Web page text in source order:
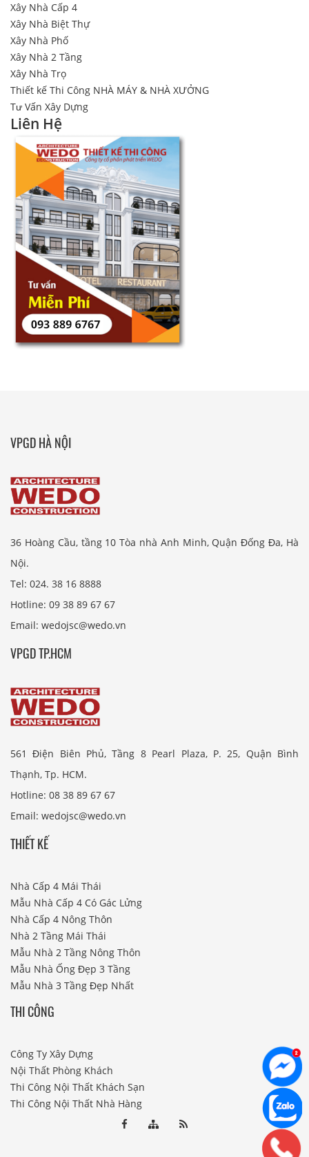
Xây Nhà Cấp 4
Xây Nhà Biệt Thự
Xây Nhà Phố
Xây Nhà 2 Tầng
Xây Nhà Trọ
Thiết kế Thi Công NHÀ MÁY & NHÀ XƯỞNG
Tư Vấn Xây Dựng
Liên Hệ
VPGD HÀ NỘI
36 Hoàng Cầu, tầng 10 Tòa nhà Anh Minh, Quận Đống Đa, Hà
Nội.
Tel: 024. 38 16 8888
Hotline: 09 38 89 67 67
Email: wedojsc@wedo.vn
VPGD TP.HCM
561 Điện Biên Phủ, Tầng 8 Pearl Plaza, P. 25, Quận Bình
Thạnh, Tp. HCM.
Hotline: 08 38 89 67 67
Email: wedojsc@wedo.vn
THIẾT KẾ
Nhà Cấp 4 Mái Thái
Mẫu Nhà Cấp 4 Có Gác Lửng
Nhà Cấp 4 Nông Thôn
Nhà 2 Tầng Mái Thái
Mẫu Nhà 2 Tầng Nông Thôn
Mẫu Nhà Ống Đẹp 3 Tầng
Mẫu Nhà 3 Tầng Đẹp Nhất
THI CÔNG
Công Ty Xây Dựng
Nội Thất Phòng Khách
Thi Công Nội Thất Khách Sạn
Thi Công Nội Thất Nhà Hàng